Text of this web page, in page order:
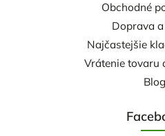
Obchodné
Doprava
Najčastejšie
Vrátenie tovaru
Blog